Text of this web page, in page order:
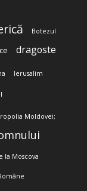
Botezul
dragoste
Ierusalim
Moldovei;
la Moscova